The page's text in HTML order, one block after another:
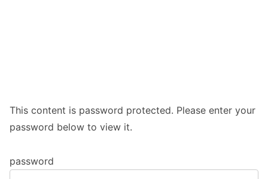
This content is password protected. Please enter your
password below to view it.
password